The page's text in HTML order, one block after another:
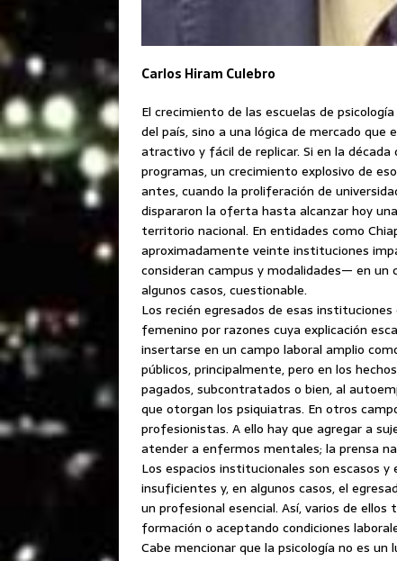
Carlos Hiram Culebro
El crecimiento de las escuelas de
del país, sino a una lógica de mercado
atractivo y fácil de replicar. Si en la
programas, un crecimiento explosivo de
antes, cuando la proliferación de
dispararon la oferta hasta alcanzar hoy
territorio nacional. En entidades como
aproximadamente veinte instituciones
consideran campus y modalidades— en un
algunos casos, cuestionable.
Los recién egresados de esas
femenino por razones cuya explicación
insertarse en un campo laboral amplio
públicos, principalmente, pero en los
pagados, subcontratados o bien, al
que otorgan los psiquiatras. En otros
profesionistas. A ello hay que agregar a
atender a enfermos mentales; la prensa
Los espacios institucionales son escasos
insuficientes y, en algunos casos, el
un profesional esencial. Así, varios de
formación o aceptando condiciones
Cabe mencionar que la psicología no es